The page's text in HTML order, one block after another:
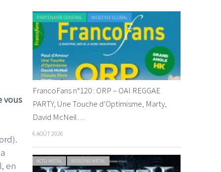
vous
en
PARTENAIRE GENERAL WEBZINE GLOBAL
FrancoFans n°120 : ORP – OAI REGGAE
PARTY, Une Touche d’Optimisme, Marty,
David McNeil…
6 AOÛT 2026
ACTU METAL WEBZINE METAL